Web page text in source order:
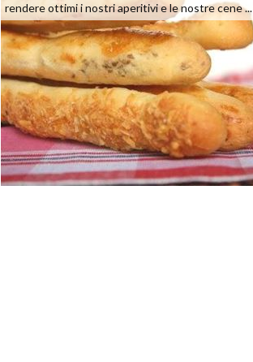
rendere ottimi i nostri aperitivi e le nostre cene ...